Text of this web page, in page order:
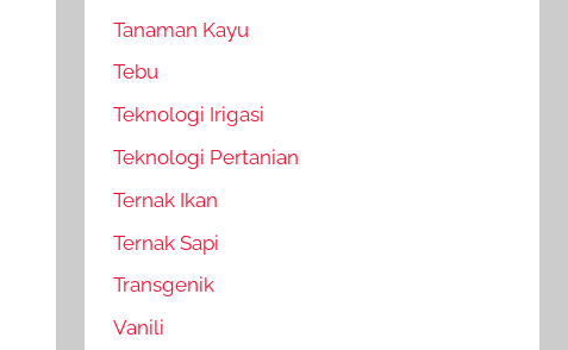
Tanaman Kayu
Tebu
Teknologi Irigasi
Teknologi Pertanian
Ternak Ikan
Ternak Sapi
Transgenik
Vanili